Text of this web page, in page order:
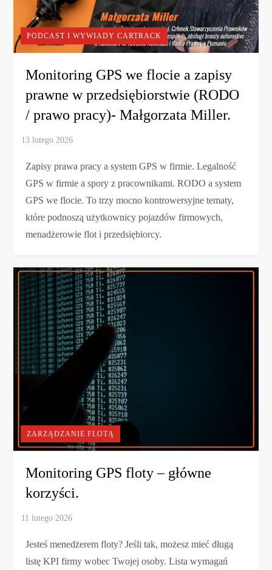
PODCAST I WYWIADY CARTRACK
Monitoring GPS we flocie a zapisy
prawne w przedsiębiorstwie (RODO
/ prawo pracy)- Małgorzata Miller.
Zapisy prawa pracy a system GPS w firmie. Legalność
GPS w firmie a spory z pracownikami. RODO a system
GPS we flocie. To trzy mocno kontrowersyjne tematy,
które podnoszą użytkownicy pojazdów firmowych,
menadżerowie flot i przedsiębiorcy.
ZARZĄDZANIE FLOTĄ
Monitoring GPS floty – główne
korzyści.
Jesteś menedżerem floty? Jeśli tak, możesz mieć długą
listę KPI firmy wobec Twojej osoby. Lista wymagań